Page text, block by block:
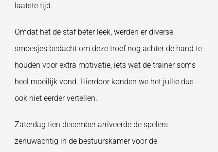
laatste tijd.
Omdat het de staf beter leek, werden er diverse
smoesjes bedacht om deze troef nog achter de hand te
houden voor extra motivatie, iets wat de trainer soms
heel moeilijk vond. Hierdoor konden we het jullie dus
ook niet eerder vertellen.
Zaterdag tien december arriveerde de spelers
zenuwachtig in de bestuurskamer voor de